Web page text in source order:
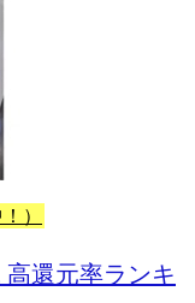
）
高還元率ランキ